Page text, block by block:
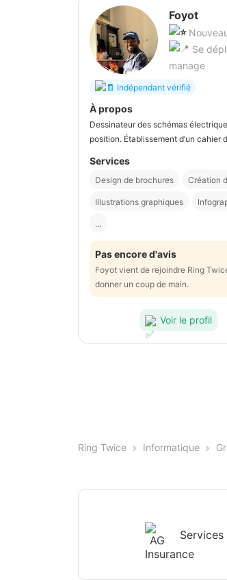
Foyot
Se
manage
Indépendant vérifié
À propos
Dessinateur des schémas
position. Établissement d’un cahier
Services
Design de brochures Création
Illustrations graphiques
...
Pas encore d'avis
Foyot vient de rejoindre Ring
donner un coup de main.
Voir le profil
Ring Twice Informatique
Services